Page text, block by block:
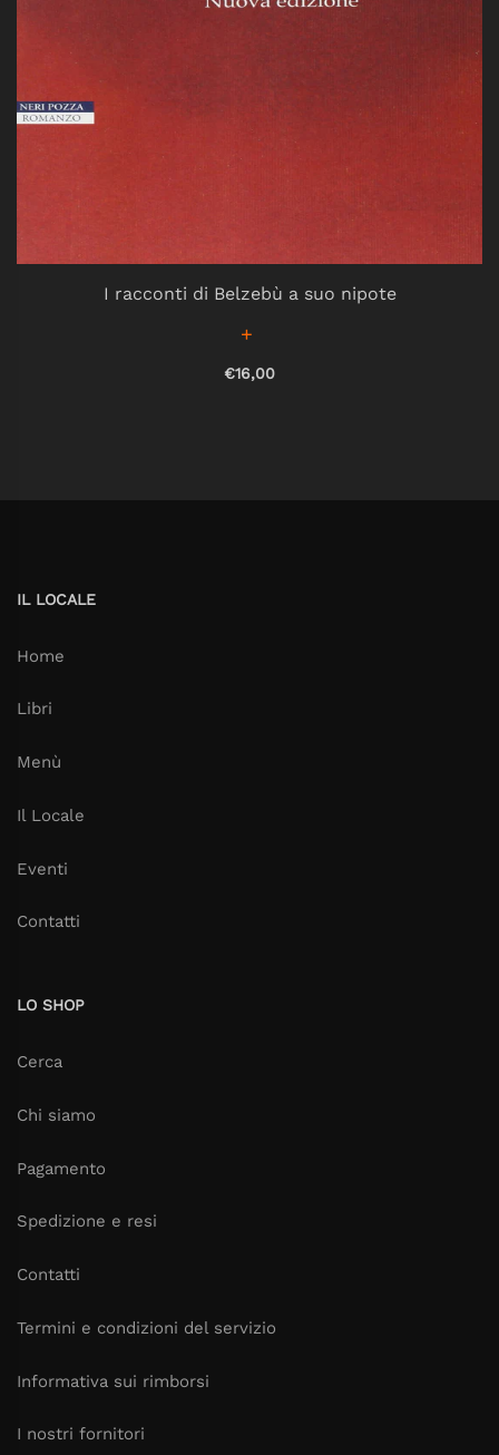
I racconti di Belzebù a suo nipote
€16,00
IL LOCALE
Home
Libri
Menù
Il Locale
Eventi
Contatti
LO SHOP
Cerca
Chi siamo
Pagamento
Spedizione e resi
Contatti
Termini e condizioni del servizio
Informativa sui rimborsi
I nostri fornitori